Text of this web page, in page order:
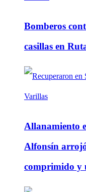
Bomberos
casillas en
Allanamiento
Alfonsín
comprimido y